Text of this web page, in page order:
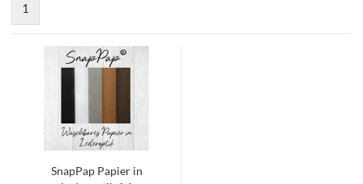
1
SnapPap Papier in